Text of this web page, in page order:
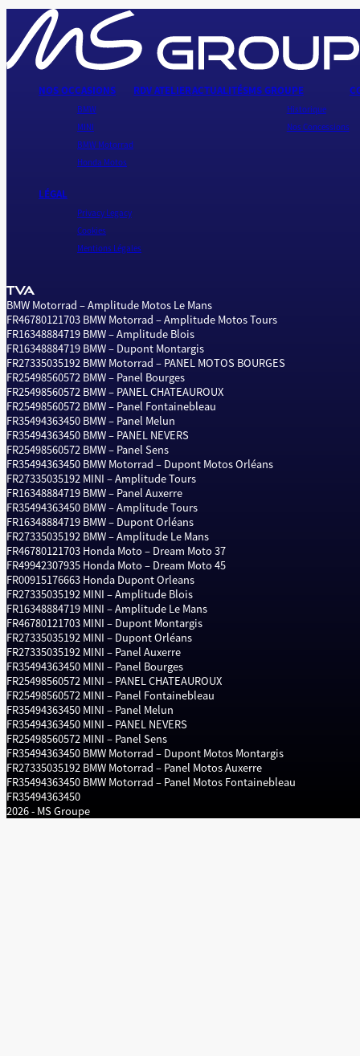
NOS OCCASIONS
BMW
MINI
BMW Motorrad
Honda Motos
RDV ATELIERACTUALITÉSMS GROUPE
Historique
Nos Concessions
LÉGAL
Privacy Legacy
Cookies
Mentions Légales
TVA
BMW Motorrad – Amplitude Motos Le Mans
FR46780121703 BMW Motorrad – Amplitude Motos Tours
FR16348884719 BMW – Amplitude Blois
FR16348884719 BMW – Dupont Montargis
FR27335035192 BMW Motorrad – PANEL MOTOS BOURGES
FR25498560572 BMW – Panel Bourges
FR25498560572 BMW – PANEL CHATEAUROUX
FR25498560572 BMW – Panel Fontainebleau
FR35494363450 BMW – Panel Melun
FR35494363450 BMW – PANEL NEVERS
FR25498560572 BMW – Panel Sens
FR35494363450 BMW Motorrad – Dupont Motos Orléans
FR27335035192 MINI – Amplitude Tours
FR16348884719 BMW – Panel Auxerre
FR35494363450 BMW – Amplitude Tours
FR16348884719 BMW – Dupont Orléans
FR27335035192 BMW – Amplitude Le Mans
FR46780121703 Honda Moto – Dream Moto 37
FR49942307935 Honda Moto – Dream Moto 45
FR00915176663 Honda Dupont Orleans
FR27335035192 MINI – Amplitude Blois
FR16348884719 MINI – Amplitude Le Mans
FR46780121703 MINI – Dupont Montargis
FR27335035192 MINI – Dupont Orléans
FR27335035192 MINI – Panel Auxerre
FR35494363450 MINI – Panel Bourges
FR25498560572 MINI – PANEL CHATEAUROUX
FR25498560572 MINI – Panel Fontainebleau
FR35494363450 MINI – Panel Melun
FR35494363450 MINI – PANEL NEVERS
FR25498560572 MINI – Panel Sens
FR35494363450 BMW Motorrad – Dupont Motos Montargis
FR27335035192 BMW Motorrad – Panel Motos Auxerre
FR35494363450 BMW Motorrad – Panel Motos Fontainebleau
FR35494363450
2026 - MS Groupe